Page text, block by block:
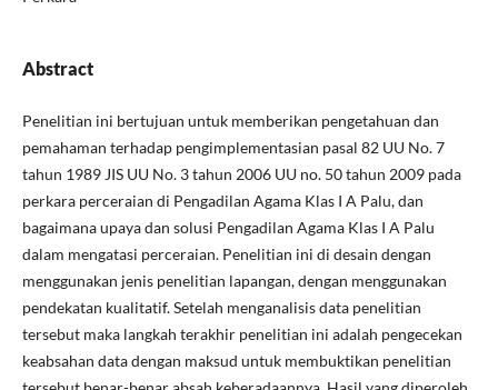
Abstract
Penelitian ini bertujuan untuk memberikan pengetahuan dan
pemahaman terhadap pengimplementasian pasal 82 UU No. 7
tahun 1989 JIS UU No. 3 tahun 2006 UU no. 50 tahun 2009 pada
perkara perceraian di Pengadilan Agama Klas I A Palu, dan
bagaimana upaya dan solusi Pengadilan Agama Klas I A Palu
dalam mengatasi perceraian. Penelitian ini di desain dengan
menggunakan jenis penelitian lapangan, dengan menggunakan
pendekatan kualitatif. Setelah menganalisis data penelitian
tersebut maka langkah terakhir penelitian ini adalah pengecekan
keabsahan data dengan maksud untuk membuktikan penelitian